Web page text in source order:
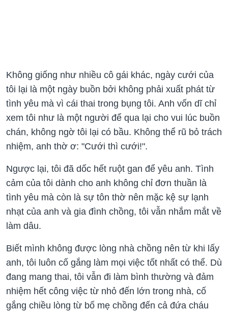
Không giống như nhiều cô gái khác, ngày cưới của
tôi lại là một ngày buồn bởi không phải xuất phát từ
tình yêu mà vì cái thai trong bụng tôi. Anh vốn dĩ chỉ
xem tôi như là một người để qua lại cho vui lúc buồn
chán, không ngờ tôi lại có bầu. Không thể rũ bỏ trách
nhiệm, anh thờ ơ: "Cưới thì cưới!".
Ngược lại, tôi đã dốc hết ruột gan để yêu anh. Tình
cảm của tôi dành cho anh không chỉ đơn thuần là
tình yêu mà còn là sự tôn thờ nên mặc kệ sự lạnh
nhạt của anh và gia đình chồng, tôi vẫn nhắm mắt về
làm dâu.
Biết mình không được lòng nhà chồng nên từ khi lấy
anh, tôi luôn cố gắng làm mọi việc tốt nhất có thể. Dù
đang mang thai, tôi vẫn đi làm bình thường và đảm
nhiệm hết công việc từ nhỏ đến lớn trong nhà, cố
gắng chiều lòng từ bố mẹ chồng đến cả đứa cháu